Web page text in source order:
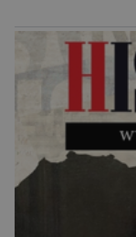
Za vším stojí
umělé